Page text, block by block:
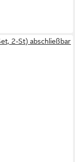
2-St) abschließbar